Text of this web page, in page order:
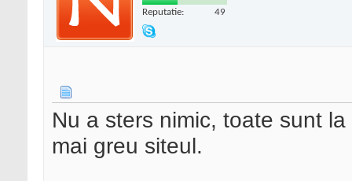
Reputatie: 49
Nu a sters nimic, toate sunt
mai greu siteul.